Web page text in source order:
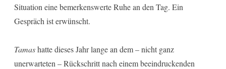
Situation eine bemerkenswerte Ruhe an den Tag. Ein
Gespräch ist erwünscht.
Tamashatte dieses Jahr lange an dem – nicht ganz
unerwarteten – Rückschritt nach einem beeindruckenden